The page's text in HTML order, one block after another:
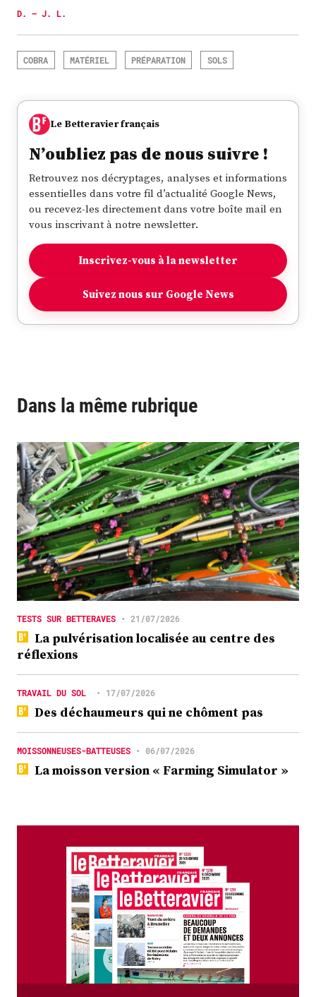
D. – J. L.
COBRA MATÉRIEL PRÉPARATION SOLS
Le Betteravier français
N’oubliez pas de nous suivre !
Retrouvez nos décryptages, analyses et informations
essentielles dans votre fil d’actualité Google News,
ou recevez-les directement dans votre boîte mail en
vous inscrivant à notre newsletter.
Inscrivez-vous à la newsletter
Suivez nous sur Google News
Dans la même rubrique
TESTS SUR BETTERAVES • 21/07/2026
La pulvérisation localisée au centre des
réflexions
TRAVAIL DU SOL • 17/07/2026
Des déchaumeurs qui ne chôment pas
MOISSONNEUSES-BATTEUSES • 06/07/2026
La moisson version « Farming Simulator »